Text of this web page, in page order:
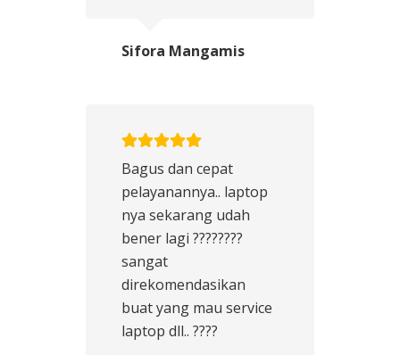
Sifora Mangamis
Bagus dan cepat
pelayanannya.. laptop
nya sekarang udah
bener lagi ????????
sangat
direkomendasikan
buat yang mau service
laptop dll.. ????